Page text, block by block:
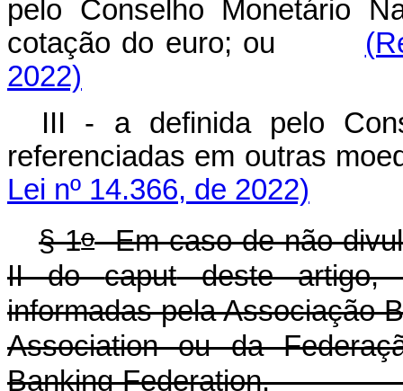
pelo Conselho Monetário
cotação do euro; ou
2022)
III - a definida pelo
referenciadas em outras
Lei nº 14.366, de 2022)
§ 1oEm caso de não
II docaputdeste artigo,
informadas pela Associação
Associationou da
Banking Federation